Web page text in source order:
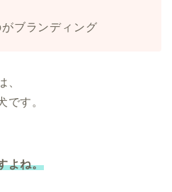
ブランディング
、
です。
よね。